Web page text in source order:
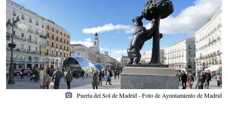
photo_camera Puerta del Sol de Madrid - Foto de Ayuntamiento de Madrid